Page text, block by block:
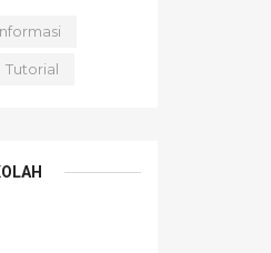
Tutorial